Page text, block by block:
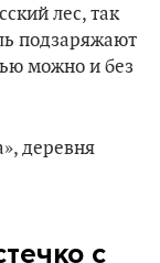
лес, так
подзаряжают
можно и без
деревня
с